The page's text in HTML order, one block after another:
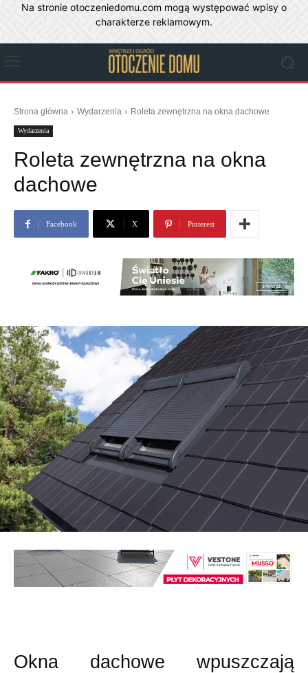
Na stronie otoczeniedomu.com mogą występować wpisy o
charakterze reklamowym.
Strona główna Wydarzenia Roleta zewnętrzna na okna dachowe
Wydarzenia
Roleta zewnętrzna na okna
dachowe
Facebook X Pinterest
Okna dachowe wpuszczają